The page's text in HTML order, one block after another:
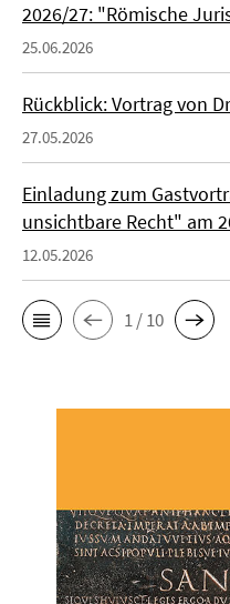
2026/27: "Römische
25.06.2026
Rückblick: Vortrag von
27.05.2026
Einladung zum
unsichtbare Recht" am
12.05.2026
1 / 10